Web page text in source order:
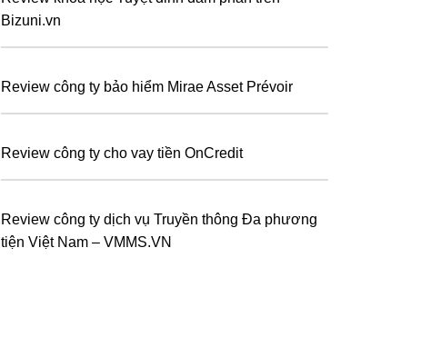
Bizuni.vn
Review công ty bảo hiểm Mirae Asset Prévoir
Review công ty cho vay tiền OnCredit
Review công ty dịch vụ Truyền thông Đa phương
tiện Việt Nam – VMMS.VN